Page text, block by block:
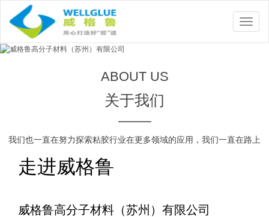
ABOUT US
关于我们
我们也一直在努力探索粘胶行业在更多领域的应用，我们一直在路上
走进威格鲁
威格鲁高分子材料（苏州）有限公司